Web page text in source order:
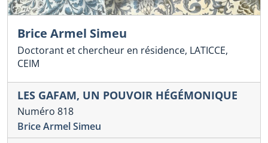
Brice Armel Simeu
Doctorant et chercheur en résidence, LATICCE,
CEIM
LES GAFAM, UN POUVOIR HÉGÉMONIQUE
Numéro 818
Brice Armel Simeu